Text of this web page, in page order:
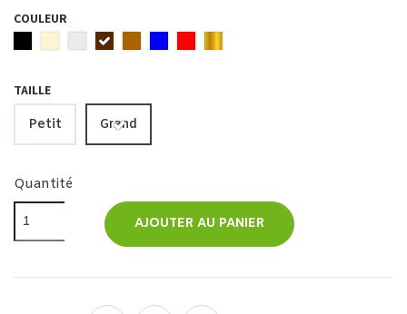
COULEUR
TAILLE
Petit Grand
Quantité
AJOUTER AU PANIER